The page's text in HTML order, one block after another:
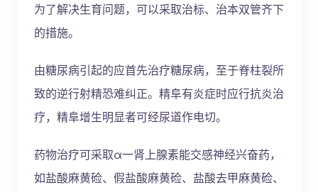
为了解决生育问题，可以采取治标、治本双管齐下
的措施。
由糖尿病引起的应首先治疗糖尿病，至于脊柱裂所
致的逆行射精恐难纠正。精阜有炎症时应行抗炎治
疗，精阜增生明显者可经尿道作电切。
药物治疗可采取α一肾上腺素能交感神经兴奋药，
如盐酸麻黄硷、假盐酸麻黄硷、盐酸去甲麻黄硷、